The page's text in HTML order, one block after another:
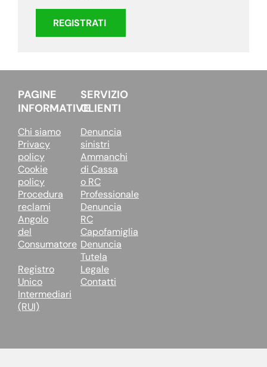
PAGINE
INFORMATIVE
Chi siamo
Privacy
policy
Cookie
policy
Procedura
reclami
Angolo
del
Consumatore
Registro
Unico
Intermediari
(RUI)
SERVIZIO
CLIENTI
Denuncia
sinistri
Ammanchi
di Cassa
o RC
Professionale
Denuncia
RC
Capofamiglia
Denuncia
Tutela
Legale
Contatti